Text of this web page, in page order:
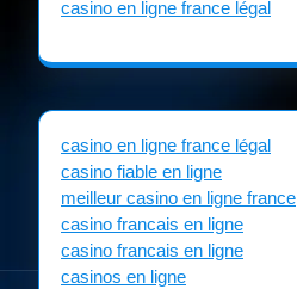
casino en ligne france légal
casino en ligne france légal
casino fiable en ligne
meilleur casino en ligne france
casino francais en ligne
casino francais en ligne
casinos en ligne